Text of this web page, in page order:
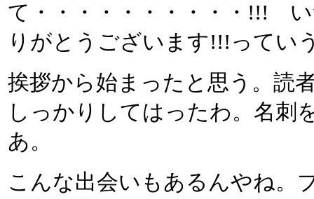
て・・・・・・・・・・!!!
りがとうございます!!!ってい
挨拶から始まったと思う。読
しっかりしてはったわ。名刺
あ。
こんな出会いもあるんやね。